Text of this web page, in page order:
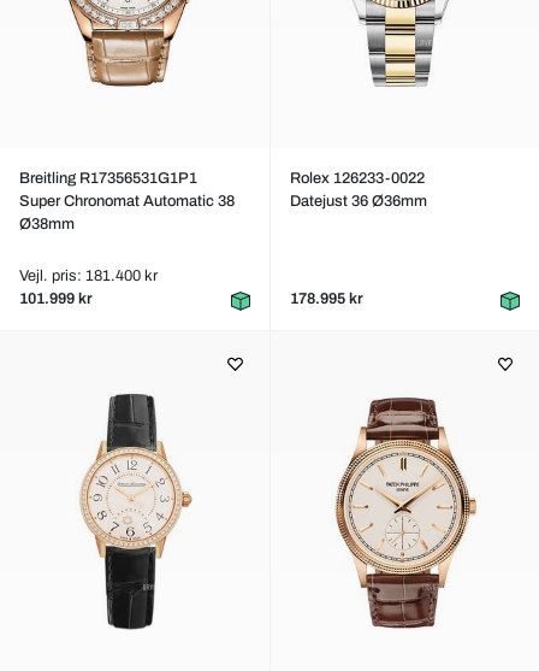
Breitling R17356531G1P1
Super Chronomat Automatic 38
Ø38mm
Vejl. pris: 181.400 kr
101.999 kr
Rolex 126233-0022
Datejust 36 Ø36mm
178.995 kr